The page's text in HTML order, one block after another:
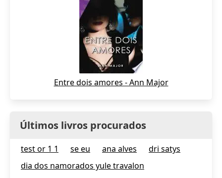
Entre dois amores - Ann Major
Últimos livros procurados
test or 1 1 se eu ana alves
dri satys
dia dos namorados yule travalon